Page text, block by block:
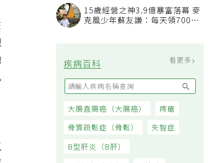
15歲經營之神3.9億暴富落幕 麥
疾病百科